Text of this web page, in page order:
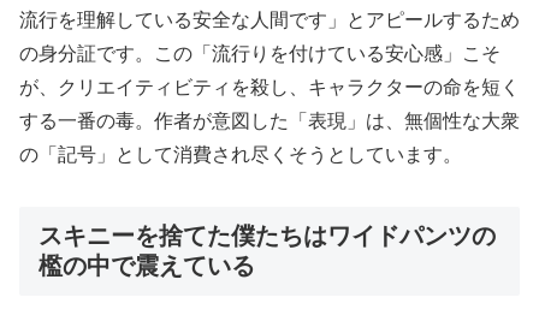
流行を理解している安全な人間です」とアピールするため
の身分証です。この「流行りを付けている安心感」こそ
が、クリエイティビティを殺し、キャラクターの命を短く
する一番の毒。作者が意図した「表現」は、無個性な大衆
の「記号」として消費され尽くそうとしています。
スキニーを捨てた僕たちはワイドパンツの
檻の中で震えている